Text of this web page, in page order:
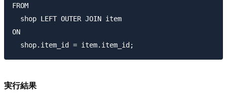
FROM
  shop LEFT OUTER JOIN item
ON
実行結果